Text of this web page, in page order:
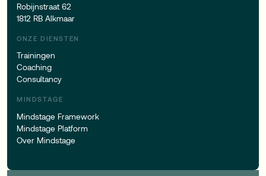
Robijnstraat 62
1812 RB Alkmaar
ONZE DIENSTEN
Trainingen
Coaching
Consultancy
MINDSTAGE
Mindstage Framework
Mindstage Platform
Over Mindstage